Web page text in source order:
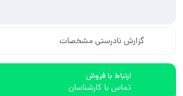
گزارش نادرستی مشخصات
ارتباط با فروش
تماس با کارشناسان